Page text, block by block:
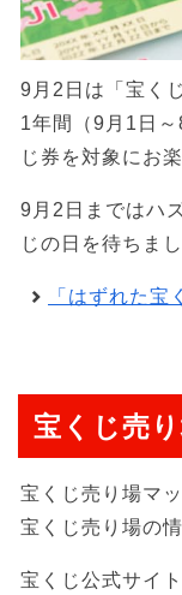
9月2日は「宝く
1年間（9月1日
じ券を対象にお
9月2日まではハ
じの日を待ちまし
「はずれた
宝くじ売
宝くじ売り場マ
宝くじ売り場の
宝くじ公式サイ